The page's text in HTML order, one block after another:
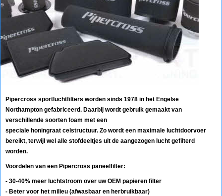
Pipercross sportluchtfilters worden sinds 1978 in het Engelse
Northampton gefabriceerd. Daarbij wordt gebruik gemaakt van
verschillende soorten foam met een
speciale honingraat celstructuur. Zo wordt een maximale luchtdoorvoer
bereikt, terwijl wel alle stofdeeltjes uit de aangezogen lucht gefilterd
worden.
Voordelen van een Pipercross paneelfilter:
- 30-40% meer luchtstroom over uw OEM papieren filter
- Beter voor het milieu (afwasbaar en herbruikbaar)